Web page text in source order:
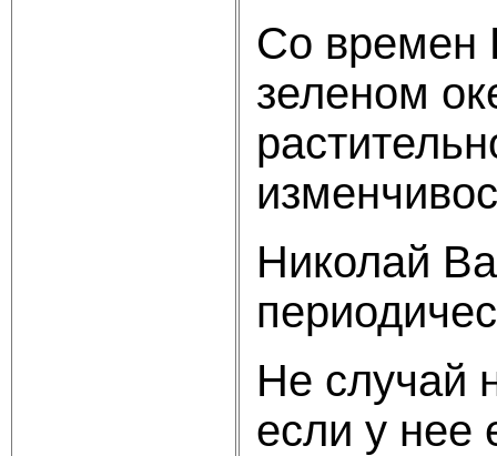
Со времен
зеленом
Николай
Не случай
если у нее